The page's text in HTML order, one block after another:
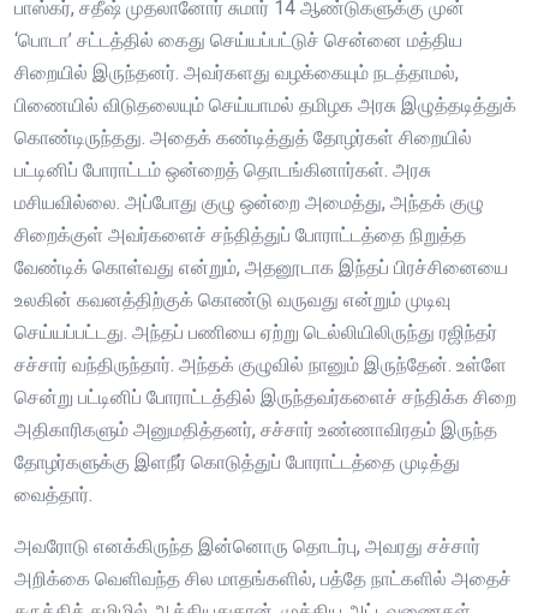
பாஸ்கர், சதீஷ் முதலானோர் சுமார் 14 ஆண்டுகளுக்கு முன்
‘பொடா’ சட்டத்தில் கைது செய்யப்பட்டுச் சென்னை மத்திய
சிறையில் இருந்தனர். அவர்களது வழக்கையும் நடத்தாமல்,
பிணையில் விடுதலையும் செய்யாமல் தமிழக அரசு இழுத்தடித்துக்
கொண்டிருந்தது. அதைக் கண்டித்துத் தோழர்கள் சிறையில்
பட்டினிப் போராட்டம் ஒன்றைத் தொடங்கினார்கள். அரசு
மசியவில்லை. அப்போது குழு ஒன்றை அமைத்து, அந்தக் குழு
சிறைக்குள் அவர்களைச் சந்தித்துப் போராட்டத்தை நிறுத்த
வேண்டிக் கொள்வது என்றும், அதனூடாக இந்தப் பிரச்சினையை
உலகின் கவனத்திற்குக் கொண்டு வருவது என்றும் முடிவு
செய்யப்பட்டது. அந்தப் பணியை ஏற்று டெல்லியிலிருந்து ரஜிந்தர்
சச்சார் வந்திருந்தார். அந்தக் குழுவில் நானும் இருந்தேன். உள்ளே
சென்று பட்டினிப் போராட்டத்தில் இருந்தவர்களைச் சந்திக்க சிறை
அதிகாரிகளும் அனுமதித்தனர், சச்சார் உண்ணாவிரதம் இருந்த
தோழர்களுக்கு இளநீர் கொடுத்துப் போராட்டத்தை முடித்து
வைத்தார்.
அவரோடு எனக்கிருந்த இன்னொரு தொடர்பு, அவரது சச்சார்
அறிக்கை வெளிவந்த சில மாதங்களில், பத்தே நாட்களில் அதைச்